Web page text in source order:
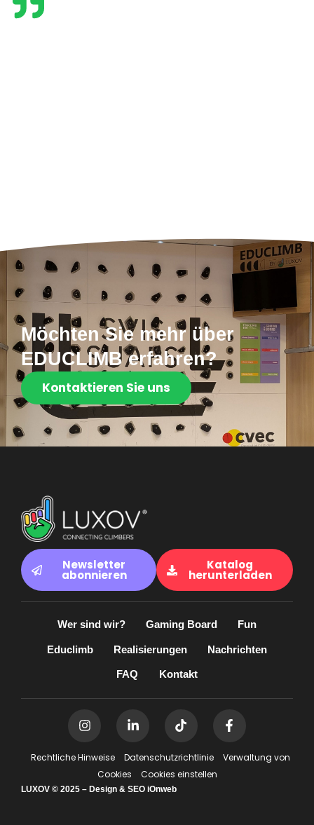
Möchten Sie mehr über
EDUCLIMB erfahren?
Kontaktieren Sie uns
Newsletter
abonnieren
Katalog
herunterladen
Wer sind wir? Gaming Board Fun
Educlimb Realisierungen Nachrichten
FAQ Kontakt
n
t
a
r
i
k
e
i
i
t
o
k
a
e
b
Rechtliche Hinweise Datenschutzrichtlinie
Verwaltung von
Cookies
Cookies einstellen
LUXOV © 2025 – Design & SEO iOnweb